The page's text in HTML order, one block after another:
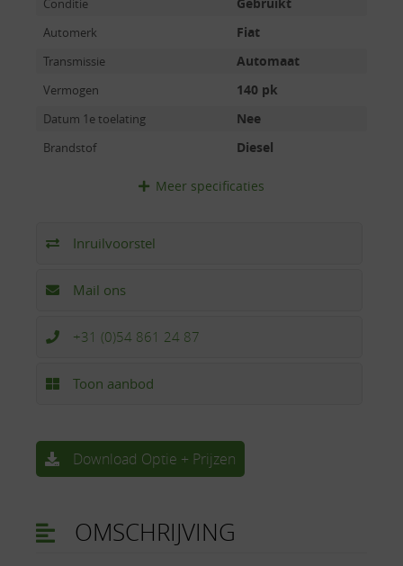
Conditie Gebruikt
Automerk Fiat
Transmissie Automaat
Vermogen 140 pk
Datum 1e toelating Nee
Brandstof Diesel
Meer specificaties
Inruilvoorstel
Mail ons
+31 (0)54 861 24 87
Toon aanbod
Download Optie + Prijzen
OMSCHRIJVING